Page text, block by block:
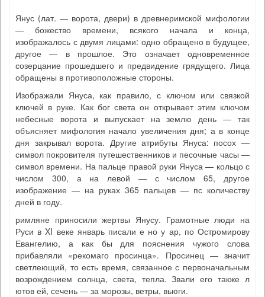
Янус (лат. — ворота, двери) в древнеримской мифологии
— божество времени, всякого начала и конца,
изображалось с двумя лицами: одно обращено в будущее,
другое — в прошлое. Это означает одновременное
созерцание прошедшего и предвидение грядущего. Лица
обращены в противоположные стороны.
Изображали Януса, как правило, с ключом или связкой
ключей в руке. Как бог света он открывает этим ключом
небесные ворота и выпускает на землю день — так
объясняет мифология начало увеличения дня; а в конце
дня закрывал ворота. Другие атрибуты Януса: посох —
символ покровителя путешественников и песочные часы —
символ времени. На пальце правой руки Януса — кольцо с
числом 300, а на левой — с числом 65, другое
изображение — на руках 365 пальцев — пс количеству
дней в году.
римляне приносили жертвы Янусу. Грамотные люди на
Руси в XI веке январь писали е но у ар, по Остромирову
Евангелию, а как бы для пояснения чужого слова
прибавляли «рекомаго просинца». Просинец — значит
светлеющий, то есть время, связанное с первоначальным
возрождением солнца, света, тепла. Звали его также л
ютов ей, сечень — за морозы, ветры, вьюги.